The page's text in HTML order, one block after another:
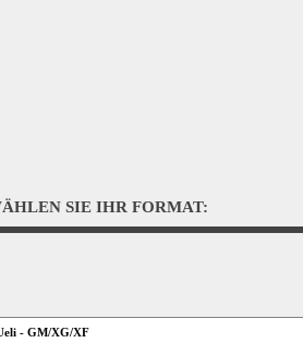
SIE IHR FORMAT:
- GM/XG/XF